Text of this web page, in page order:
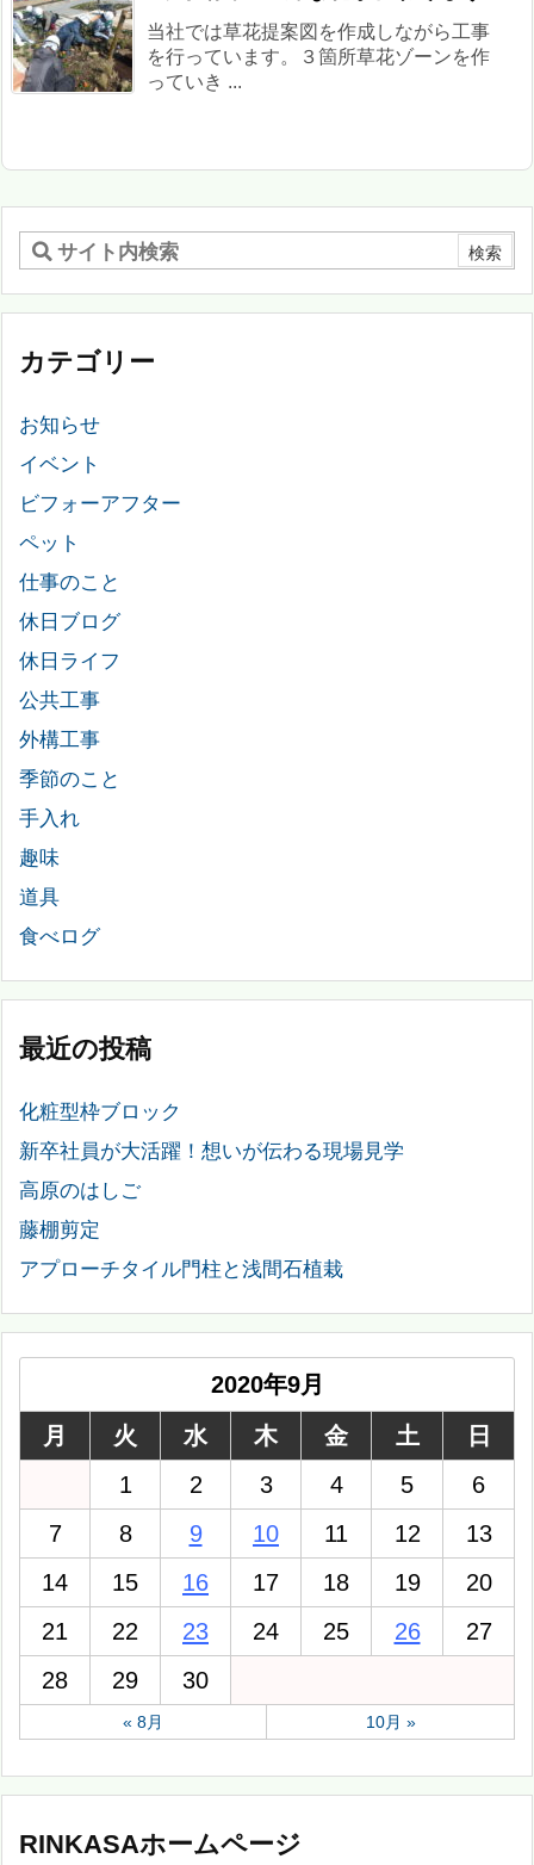
当社では草花提案図を作成しながら工事
を行っています。３箇所草花ゾーンを作
っていき ...
カテゴリー
お知らせ
イベント
ビフォーアフター
ペット
仕事のこと
休日ブログ
休日ライフ
公共工事
外構工事
季節のこと
手入れ
趣味
道具
食べログ
最近の投稿
化粧型枠ブロック
新卒社員が大活躍！想いが伝わる現場見学
高原のはしご
藤棚剪定
アプローチタイル門柱と浅間石植栽
2020年9月
月
火 水 木 金 土
日
1
2 3 4 5
6
7
8 9 10 11 12
13
14
15 16 17 18 19
20
21
22 23 24 25 26
27
28
29 30
« 8月 10月 »
RINKASAホームページ